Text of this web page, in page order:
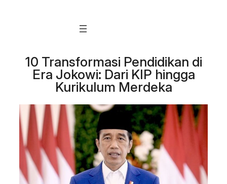
10 Transformasi Pendidikan di
Era Jokowi: Dari KIP hingga
Kurikulum Merdeka